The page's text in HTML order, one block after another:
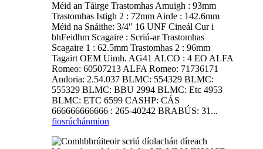
Méid an Táirge Trastomhas Amuigh : 93mm
Trastomhas Istigh 2 : 72mm Airde : 142.6mm
Méid na Snáithe: 3/4″ 16 UNF Cineál Cur i
bhFeidhm Scagaire : Scriú-ar Trastomhas
Scagaire 1 : 62.5mm Trastomhas 2 : 96mm
Tagairt OEM Uimh. AG41 ALCO : 4 EO ALFA
Romeo: 60507213 ALFA Romeo: 71736171
Andoria: 2.54.037 BLMC: 554329 BLMC:
555329 BLMC: BBU 2994 BLMC: Etc 4953
BLMC: ETC 6599 CASHP: CÁS
666666666666 : 265-40242 BRABÚS: 31...
fiosrúchánmion